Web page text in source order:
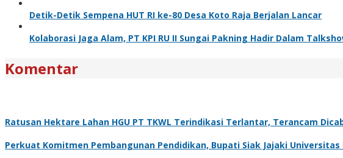
Detik-Detik Sempena HUT RI ke-80 Desa Koto Raja Berjalan Lancar
Kolaborasi Jaga Alam, PT KPI RU II Sungai Pakning Hadir Dalam
Komentar
Ratusan Hektare Lahan HGU PT TKWL Terindikasi Terlantar, Terancam
Perkuat Komitmen Pembangunan Pendidikan, Bupati Siak Jajaki Universitas